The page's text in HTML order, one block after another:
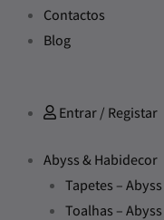
Contactos
Blog
Entrar / Registar
Abyss & Habidecor
Tapetes –
Toalhas –